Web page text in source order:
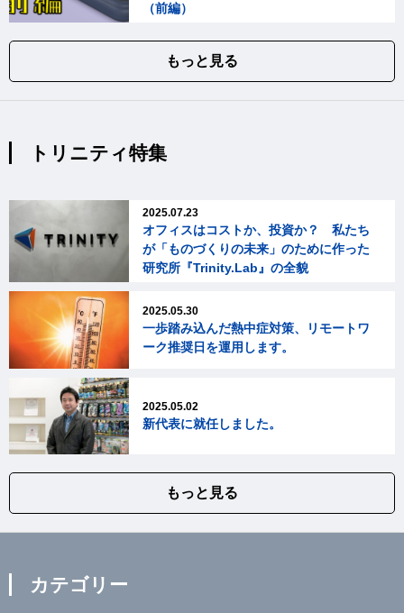
（前編）
もっと見る
トリニティ特集
2025.07.23
オフィスはコストか、投資か？ 私たち
が「ものづくりの未来」のために作った
研究所『Trinity.Lab』の全貌
2025.05.30
一歩踏み込んだ熱中症対策、リモートワ
ーク推奨日を運用します。
2025.05.02
新代表に就任しました。
もっと見る
カテゴリー